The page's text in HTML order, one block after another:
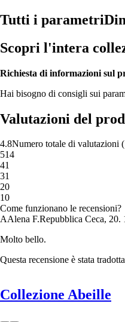
Tutti i parametri
Scopri l'intera
Richiesta di informazioni sul
Hai bisogno di consigli sui
Valutazioni del
4.8Numero totale di valutazioni (
514
41
31
20
10
Come funzionano le recensioni?
AAlena F.Repubblica Ceca, 20.
Molto bello.
Questa recensione è stata
Collezione Abeille